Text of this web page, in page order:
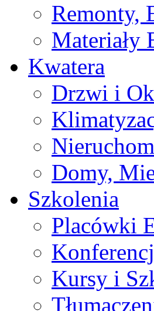
Remonty,
Materiały
Kwatera
Drzwi i
Domy,
Szkolenia
Placówki
Kursy i